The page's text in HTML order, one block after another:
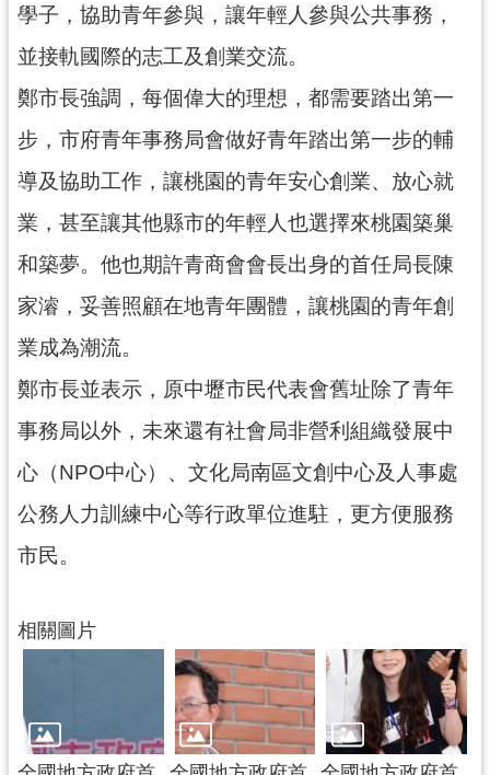
政
府
網
站
資
料
開
宣
告
學子，協助青年參與，讓年輕人參與公共事務，
並接軌國際的志工及創業交流。
鄭市長強調，每個偉大的理想，都需要踏出第一
步，市府青年事務局會做好青年踏出第一步的輔
導及協助工作，讓桃園的青年安心創業、放心就
業，甚至讓其他縣市的年輕人也選擇來桃園築巢
和築夢。他也期許青商會會長出身的首任局長陳
家濬，妥善照顧在地青年團體，讓桃園的青年創
業成為潮流。
鄭市長並表示，原中壢市民代表會舊址除了青年
事務局以外，未來還有社會局非營利組織發展中
心（NPO中心）、文化局南區文創中心及人事處
公務人力訓練中心等行政單位進駐，更方便服務
市民。
相關圖片